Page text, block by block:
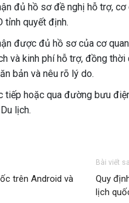
đủ hồ sơ đề nghị hỗ trợ,
tỉnh quyết định.
được đủ hồ sơ của cơ
và kinh phí hỗ trợ, đồng
bản và nêu rõ lý do.
hoặc qua đường bưu
lịch.
trên Android và
Bài viết
Quy
lịch